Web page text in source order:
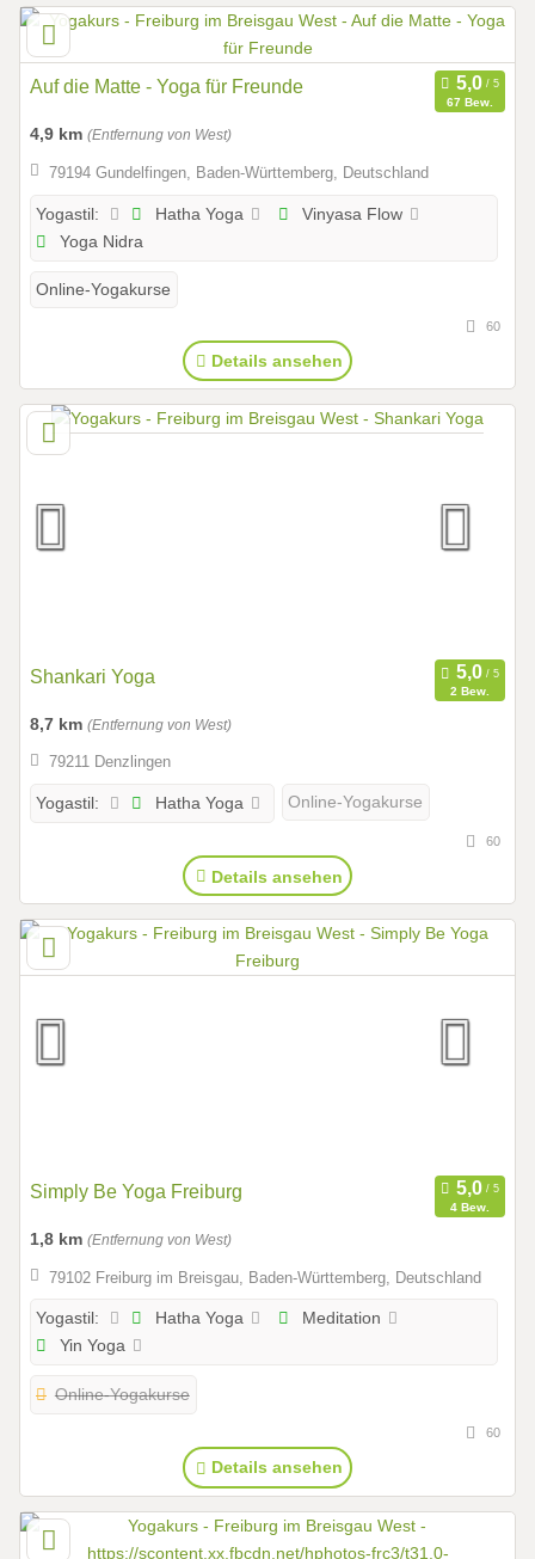
Auf die Matte - Yoga für Freunde
67 Bew.
4,9 km (Entfernung von West)
79194 Gundelfingen, Baden-Württemberg, Deutschland
Yogastil: Hatha Yoga
Vinyasa Flow
Yoga Nidra
Online-Yogakurse
60
Details ansehen
Shankari Yoga
2 Bew.
8,7 km (Entfernung von West)
79211 Denzlingen
Yogastil: Hatha Yoga Online-Yogakurse
60
Details ansehen
Simply Be Yoga Freiburg
4 Bew.
1,8 km (Entfernung von West)
79102 Freiburg im Breisgau, Baden-Württemberg, Deutschland
Yogastil: Hatha Yoga
Meditation
Yin Yoga
Online-Yogakurse
60
Details ansehen